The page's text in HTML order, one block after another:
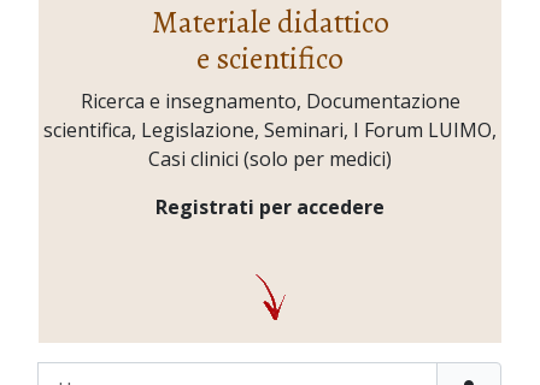
Materiale didattico
e scientifico
Ricerca e insegnamento, Documentazione
scientifica, Legislazione, Seminari, I Forum LUIMO,
Casi clinici (solo per medici)
Registrati per accedere